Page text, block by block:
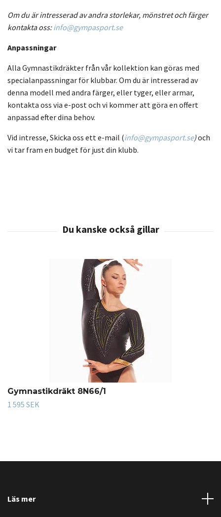
Om du är intresserad av andra storlekar, mönstret och färger
kontakta oss:info@gympasport.se
Anpassningar
Alla Gymnastikdräkter från vår kollektion kan göras med
specialanpassningar för klubbar. Om du är intresserad av
denna modell med andra färger, eller tyger, eller armar,
kontakta oss via e-post och vi kommer att göra en offert
anpassad efter dina behov.
Vid intresse, Skicka oss ett e-mail (info@gympasport.se)och
vi tar fram en budget för just din klubb.
Gymnastikdräkt 8N66/1
1 595 SEK
Läs mer